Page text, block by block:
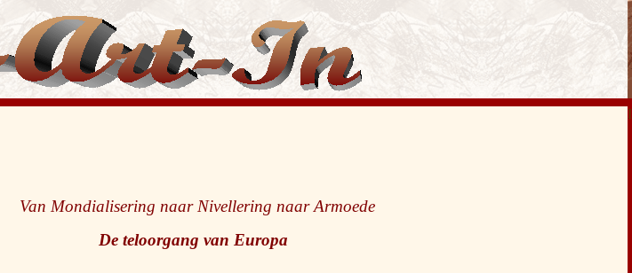
Van Mondialisering naar Nivellering naar Armoede
De teloorgang van Europa
I